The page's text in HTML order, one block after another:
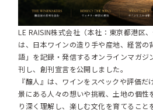
LE RAISIN株式会社（本社：東京都港区
は、日本ワインの造り手や産地、経営の
語」を記録・発信するオンラインマガジ
刊し、創刊宣言を公開しました。
『醸人』は、ワインをスペックや評価
景にある人々の想いや挑戦、土地の個性
り深く理解し、楽しむ文化を育てること